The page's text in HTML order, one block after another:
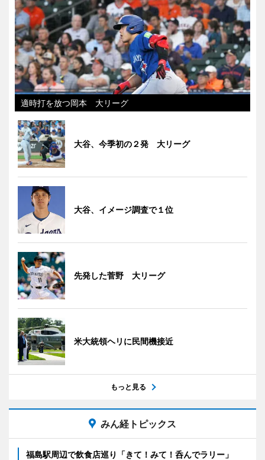
適時打を放つ岡本 大リーグ
大谷、今季初の２発 大リーグ
大谷、イメージ調査で１位
先発した菅野 大リーグ
米大統領ヘリに民間機接近
もっと見る
みん経トピックス
福島駅周辺で飲食店巡り「きて！みて！呑んでラリー」